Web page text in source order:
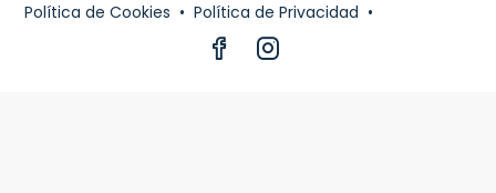
Política de Cookies • Política de Privacidad •